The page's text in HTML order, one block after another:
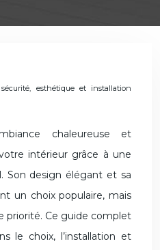
esthétique et installation
intérieur grâce à une
Son design élégant et sa
un choix populaire, mais
priorité. Ce guide complet
le choix, l’installation et